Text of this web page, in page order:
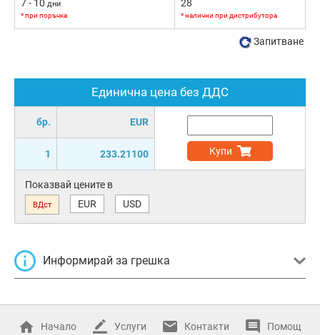
Единична цена без ДДС
бр. EUR
1 233.21100 Купи
Показвай цените в
ВДст EUR USD
Информирай за грешка
7 - 10 дни
* при поръчка
28
* налични при дистрибутора
Запитване
Начало Услуги Контакти Помощ